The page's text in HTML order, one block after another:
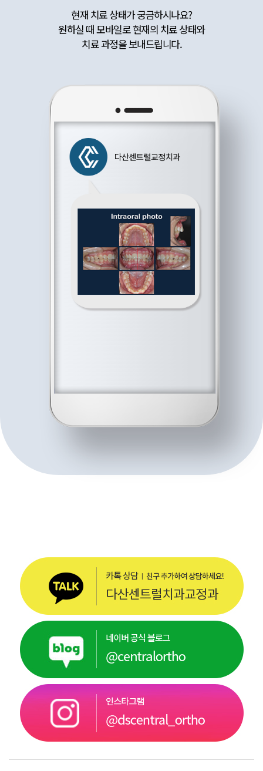
현재 치료 상태가 궁금하시나요?
원하실 때 모바일로 현재의 치료 상태와
치료 과정을 보내드립니다.